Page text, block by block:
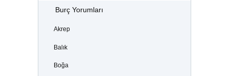
Burç Yorumları
Akrep
Balık
Boğa